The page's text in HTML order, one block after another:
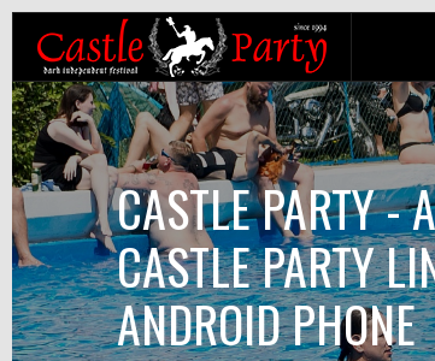
CASTLE PARTY -
CASTLE PARTY
ANDROID PHONE